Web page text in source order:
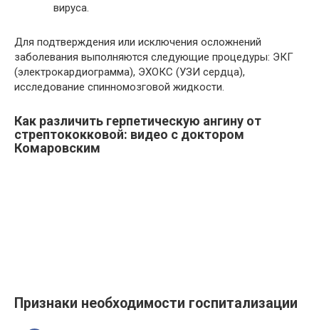
вируса.
Для подтверждения или исключения осложнений
заболевания выполняются следующие процедуры: ЭКГ
(электрокардиограмма), ЭХОКС (УЗИ сердца),
исследование спинномозговой жидкости.
Как различить герпетическую ангину от
стрептококковой: видео с доктором
Комаровским
Признаки необходимости госпитализации